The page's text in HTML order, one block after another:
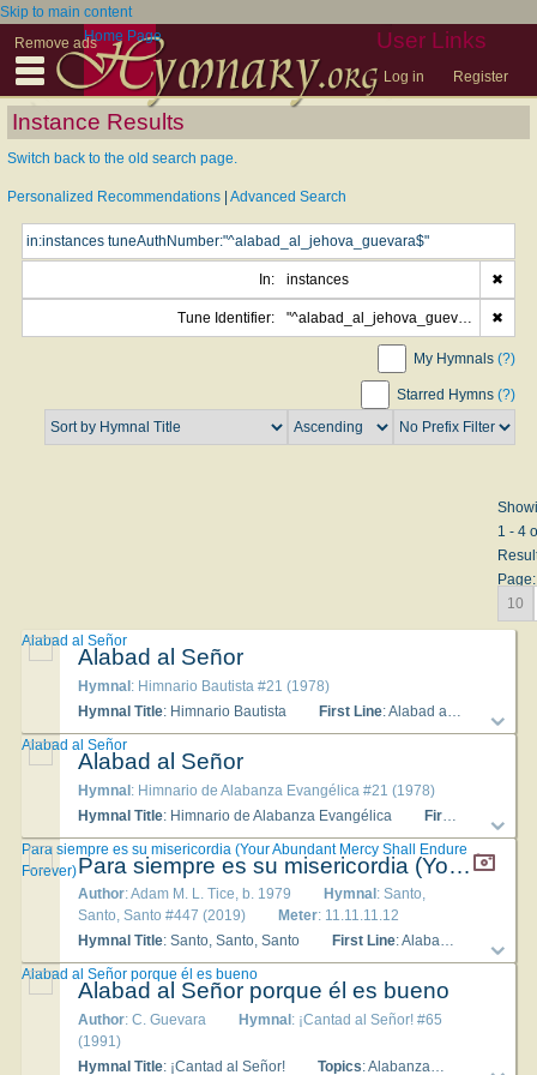
Skip to main content
Remove ads
User Links
Log in Register
Home Page
Instance Results
Switch back to the old search page.
Personalized Recommendations Advanced Search
In: instances ✖
Tune Identifier: "^alabad_al_jehova_guevara$" ✖
My Hymnals (?)
Starred Hymns (?)
1 - 4
Page:
10
Alabad al Señor
Hymnal: Himnario Bautista #21 (1978)
Hymnal Title: Himnario Bautista First Line: Alabad al Señor porque él es bueno
Alabad al Señor
Alabad al Señor
Hymnal: Himnario de Alabanza Evangélica #21 (1978)
Hymnal Title: Himnario de Alabanza Evangélica First Line
Alabad al Señor
Para siempre es su misericordia (Your Abundant Mercy Shall Endure Forever)
Author: Adam M. L. Tice, b. 1979 Hymnal : Santo,
Santo, Santo #447 (2019)
Meter: 11.11.11.12
Hymnal Title: Santo, Santo, Santo First Line: Alabad a Jehová porque él es bueno (We will praise you, O God, and sing your goodness)
Para siempre es su misericordia (Your Abundant Mercy Shall Endure
Forever)
Alabad al Señor porque él es bueno
Author: C. Guevara Hymnal : ¡Cantad al Señor! #65
(1991)
Hymnal Title: ¡Cantad al Señor! Topics: Alabanza
Alabad al Señor porque él es bueno